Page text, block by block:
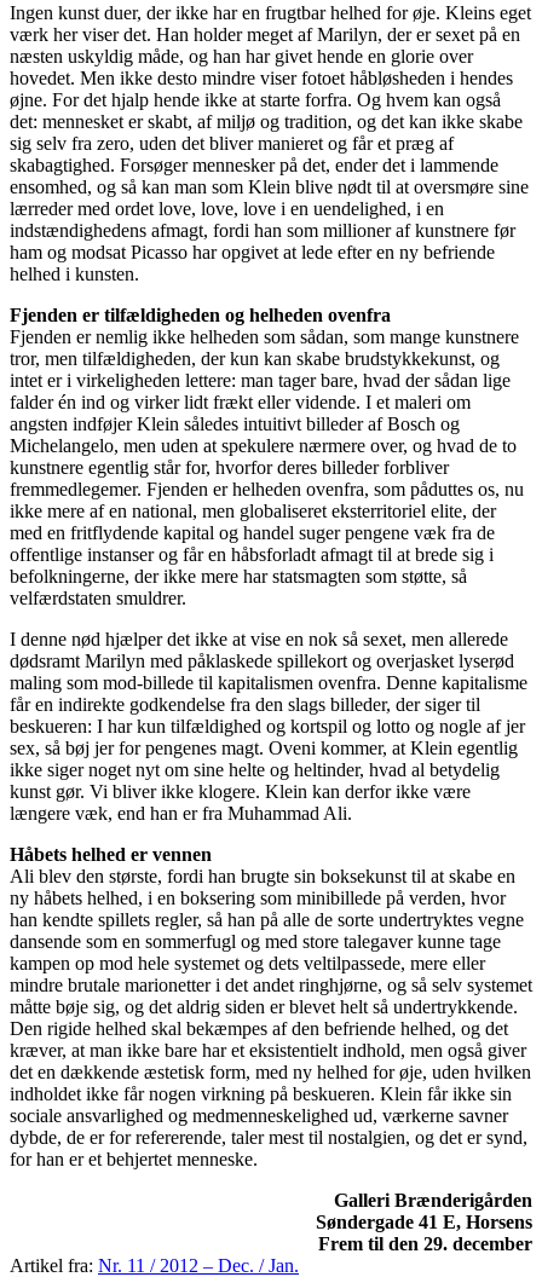
Ingen kunst duer, der ikke har en frugtbar helhed for øje. Kleins eget
værk her viser det. Han holder meget af Marilyn, der er sexet på en
næsten uskyldig måde, og han har givet hende en glorie over
hovedet. Men ikke desto mindre viser fotoet håbløsheden i hendes
øjne. For det hjalp hende ikke at starte forfra. Og hvem kan også
det: mennesket er skabt, af miljø og tradition, og det kan ikke skabe
sig selv fra zero, uden det bliver manieret og får et præg af
skabagtighed. Forsøger mennesker på det, ender det i lammende
ensomhed, og så kan man som Klein blive nødt til at oversmøre sine
lærreder med ordet love, love, love i en uendelighed, i en
indstændighedens afmagt, fordi han som millioner af kunstnere før
ham og modsat Picasso har opgivet at lede efter en ny befriende
helhed i kunsten.
Fjenden er tilfældigheden og helheden ovenfra
Fjenden er nemlig ikke helheden som sådan, som mange kunstnere
tror, men tilfældigheden, der kun kan skabe brudstykkekunst, og
intet er i virkeligheden lettere: man tager bare, hvad der sådan lige
falder én ind og virker lidt frækt eller vidende. I et maleri om
angsten indføjer Klein således intuitivt billeder af Bosch og
Michelangelo, men uden at spekulere nærmere over, og hvad de to
kunstnere egentlig står for, hvorfor deres billeder forbliver
fremmedlegemer. Fjenden er helheden ovenfra, som påduttes os, nu
ikke mere af en national, men globaliseret eksterritoriel elite, der
med en fritflydende kapital og handel suger pengene væk fra de
offentlige instanser og får en håbsforladt afmagt til at brede sig i
befolkningerne, der ikke mere har statsmagten som støtte, så
velfærdstaten smuldrer.
I denne nød hjælper det ikke at vise en nok så sexet, men allerede
dødsramt Marilyn med påklaskede spillekort og overjasket lyserød
maling som mod-billede til kapitalismen ovenfra. Denne kapitalisme
får en indirekte godkendelse fra den slags billeder, der siger til
beskueren: I har kun tilfældighed og kortspil og lotto og nogle af jer
sex, så bøj jer for pengenes magt. Oveni kommer, at Klein egentlig
ikke siger noget nyt om sine helte og heltinder, hvad al betydelig
kunst gør. Vi bliver ikke klogere. Klein kan derfor ikke være
længere væk, end han er fra Muhammad Ali.
Håbets helhed er vennen
Ali blev den største, fordi han brugte sin boksekunst til at skabe en
ny håbets helhed, i en boksering som minibillede på verden, hvor
han kendte spillets regler, så han på alle de sorte undertryktes vegne
dansende som en sommerfugl og med store talegaver kunne tage
kampen op mod hele systemet og dets veltilpassede, mere eller
mindre brutale marionetter i det andet ringhjørne, og så selv systemet
måtte bøje sig, og det aldrig siden er blevet helt så undertrykkende.
Den rigide helhed skal bekæmpes af den befriende helhed, og det
kræver, at man ikke bare har et eksistentielt indhold, men også giver
det en dækkende æstetisk form, med ny helhed for øje, uden hvilken
indholdet ikke får nogen virkning på beskueren. Klein får ikke sin
sociale ansvarlighed og medmenneskelighed ud, værkerne savner
dybde, de er for refererende, taler mest til nostalgien, og det er synd,
for han er et behjertet menneske.
Galleri Brænderigården
Søndergade 41 E, Horsens
Frem til den 29. december
Artikel fra: Nr. 11 / 2012 – Dec. / Jan.